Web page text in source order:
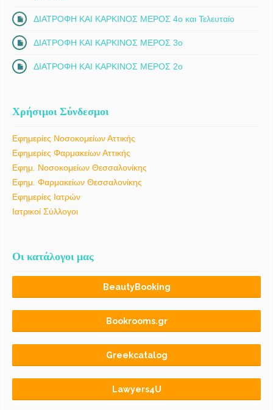
ΔΙΑΤΡΟΦΗ ΚΑΙ ΚΑΡΚΙΝΟΣ ΜΕΡΟΣ 4ο και Τελευταίο
ΔΙΑΤΡΟΦΗ ΚΑΙ ΚΑΡΚΙΝΟΣ ΜΕΡΟΣ 3ο
ΔΙΑΤΡΟΦΗ ΚΑΙ ΚΑΡΚΙΝΟΣ ΜΕΡΟΣ 2ο
Χρήσιμοι Σύνδεσμοι
Εφημερίες Νοσοκομείων Αττικής
Εφημερίες Φαρμακείων Αττικής
Εφημ. Νοσοκομείων Θεσσαλονίκης
Εφημ. Φαρμακείων Θεσσαλονίκης
Εφημερίες Ιατρών
Ιατρικοί Σύλλογοι
Οι κατάλογοι μας
BeautyBooking
Bookrooms.gr
Greekcatalog
Lawyers4U